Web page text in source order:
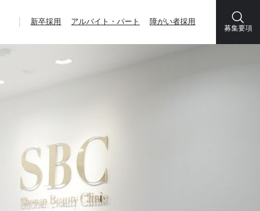
新卒採用 アルバイト・パート 障がい者採用
募集要項